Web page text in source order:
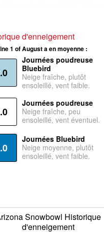
d'enneigement
1 of August a en moyenne :
Journées poudreuse
Bluebird
Neige fraîche, plutôt
ensoleillé, vent faible.
Journées poudreuse
Neige fraîche, peu
ensoleillé, vent éventuel.
Journées Bluebird
Neige moyenne, plutôt
ensoleillé, vent faible.
Snowbowl Historique
d'enneigement